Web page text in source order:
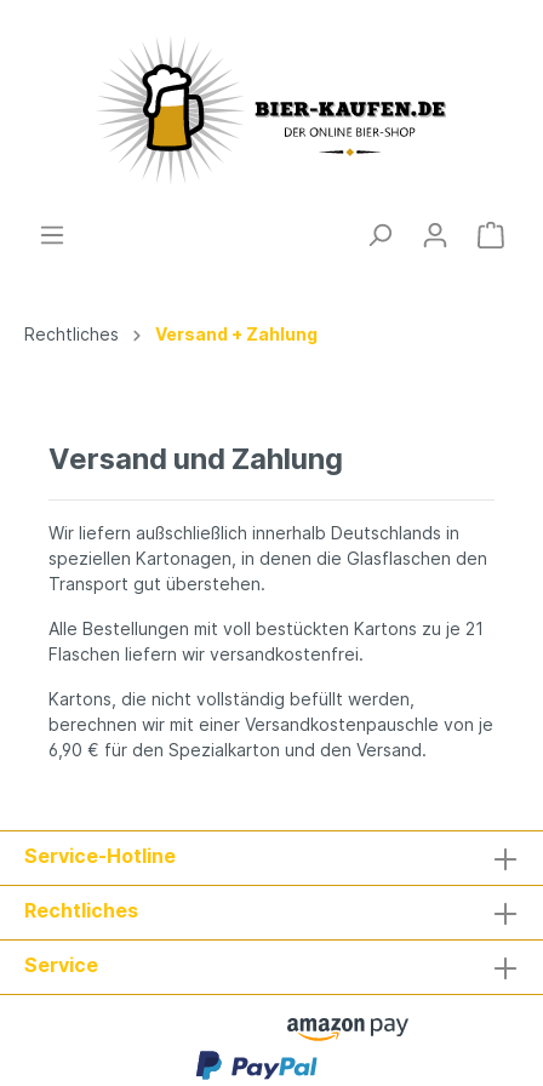
Rechtliches Versand + Zahlung
Versand und Zahlung
Wir liefern außschließlich innerhalb Deutschlands in
speziellen Kartonagen, in denen die Glasflaschen den
Transport gut überstehen.
Alle Bestellungen mit voll bestückten Kartons zu je 21
Flaschen liefern wir versandkostenfrei.
Kartons, die nicht vollständig befüllt werden,
berechnen wir mit einer Versandkostenpauschle von je
6,90 € für den Spezialkarton und den Versand.
Service-Hotline
Rechtliches
Service